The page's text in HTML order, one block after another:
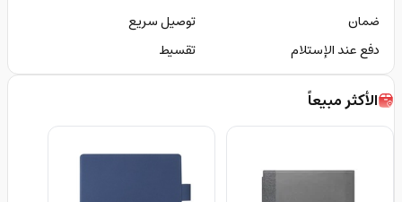
ضمان
توصيل سريع
دفع عند الإستلام
تقسيط
الأكثر مبيعاً